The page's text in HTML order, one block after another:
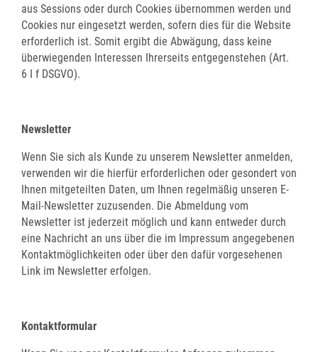
aus Sessions oder durch Cookies übernommen werden und
Cookies nur eingesetzt werden, sofern dies für die Website
erforderlich ist. Somit ergibt die Abwägung, dass keine
überwiegenden Interessen Ihrerseits entgegenstehen (Art.
6 I f DSGVO).
Newsletter
Wenn Sie sich als Kunde zu unserem Newsletter anmelden,
verwenden wir die hierfür erforderlichen oder gesondert von
Ihnen mitgeteilten Daten, um Ihnen regelmäßig unseren E-
Mail-Newsletter zuzusenden. Die Abmeldung vom
Newsletter ist jederzeit möglich und kann entweder durch
eine Nachricht an uns über die im Impressum angegebenen
Kontaktmöglichkeiten oder über den dafür vorgesehenen
Link im Newsletter erfolgen.
Kontaktformular